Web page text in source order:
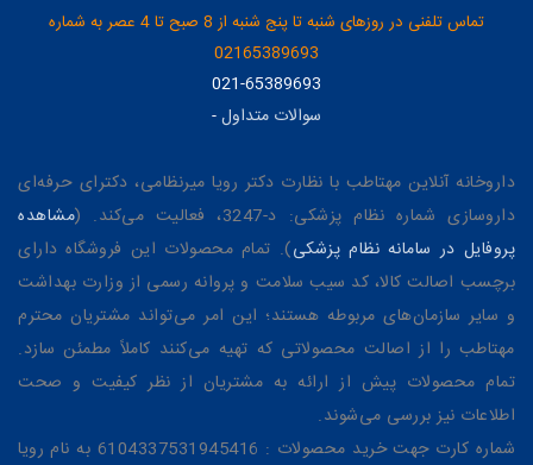
تماس تلفنی در روزهای شنبه تا پنج شنبه از 8 صبح تا 4 عصر به شماره
02165389693
021-65389693
سوالات متداول-
داروخانه آنلاین مهتاطب با نظارت دکتر رویا میرنظامی، دکترای حرفه‌ای
داروسازی شماره نظام پزشکی: د-3247، فعالیت می‌کند. (
مشاهده
پروفایل در سامانه نظام پزشکی). تمام محصولات این فروشگاه دارای
برچسب اصالت کالا، کد سیب سلامت و پروانه رسمی از وزارت بهداشت
و سایر سازمان‌های مربوطه هستند؛ این امر می‌تواند مشتریان محترم
مهتاطب را از اصالت محصولاتی که تهیه می‌کنند کاملاً مطمئن سازد.
تمام محصولات پیش از ارائه به مشتریان از نظر کیفیت و صحت
اطلاعات نیز بررسی می‌شوند.
شماره کارت جهت خرید محصولات : 6104337531945416 به نام رویا